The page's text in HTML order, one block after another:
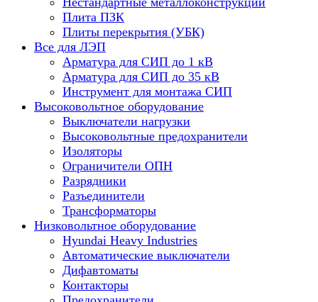
Плита ПЗК
Плиты перекрытия (УБК)
Все для ЛЭП
Арматура для СИП до 1 кВ
Арматура для СИП до 35 кВ
Инструмент для монтажа СИП
Высоковольтное оборудование
Выключатели нагрузки
Высоковольтные предохранители
Изоляторы
Ограничители ОПН
Разрядники
Разъединители
Трансформаторы
Низковольтное оборудование
Hyundai Heavy Industries
Автоматические выключатели
Дифавтоматы
Контакторы